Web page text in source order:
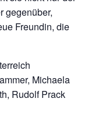
gegenüber,
Freundin, die
Michaela
Rudolf Prack